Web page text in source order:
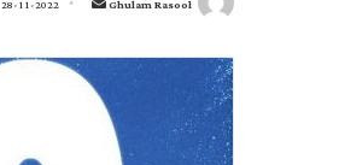
Ghulam Rasool
Send
email
28-11-2022